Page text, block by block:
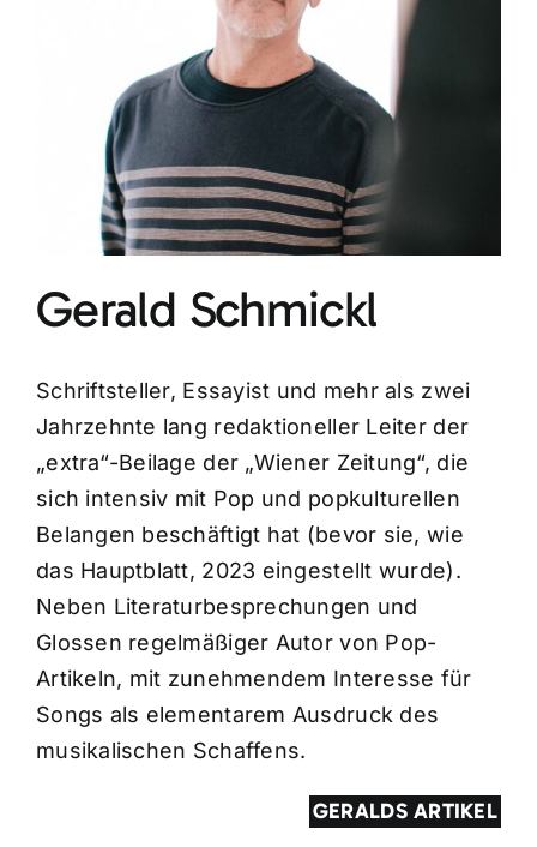
Gerald Schmickl
Schriftsteller, Essayist und mehr als zwei
Jahrzehnte lang redaktioneller Leiter der
„extra“-Beilage der „Wiener Zeitung“, die
sich intensiv mit Pop und popkulturellen
Belangen beschäftigt hat (bevor sie, wie
das Hauptblatt, 2023 eingestellt wurde).
Neben Literaturbesprechungen und
Glossen regelmäßiger Autor von Pop-
Artikeln, mit zunehmendem Interesse für
Songs als elementarem Ausdruck des
musikalischen Schaffens.
GERALDS ARTIKEL